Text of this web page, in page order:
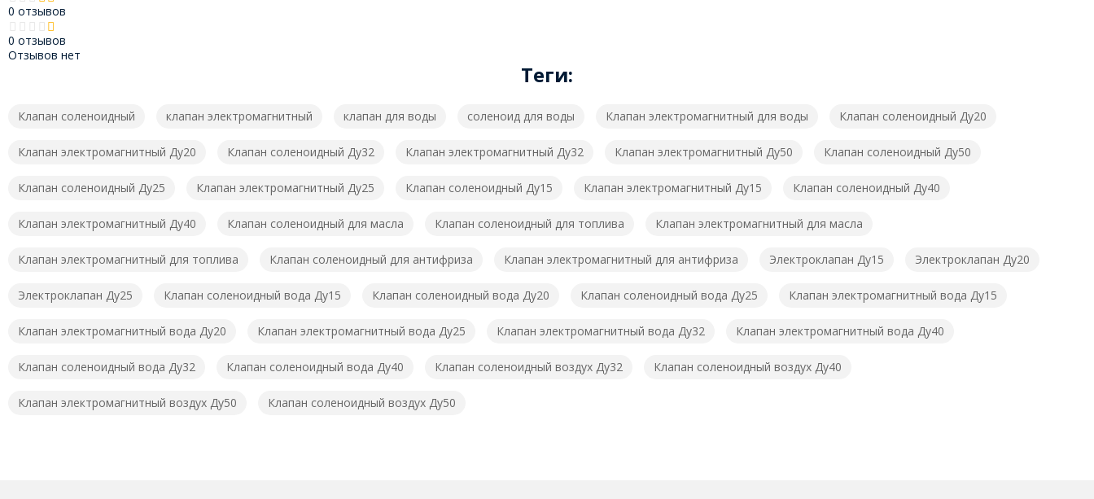
0 отзывов
0 отзывов
Отзывов нет
Теги:
Клапан соленоидный клапан электромагнитный клапан для воды соленоид для воды Клапан электромагнитный для воды Клапан соленоидный Ду20
Клапан электромагнитный Ду20 Клапан соленоидный Ду32 Клапан электромагнитный Ду32 Клапан электромагнитный Ду50 Клапан соленоидный Ду50
Клапан соленоидный Ду25 Клапан электромагнитный Ду25 Клапан соленоидный Ду15 Клапан электромагнитный Ду15 Клапан соленоидный Ду40
Клапан электромагнитный Ду40 Клапан соленоидный для масла Клапан соленоидный для топлива Клапан электромагнитный для масла
Клапан электромагнитный для топлива Клапан соленоидный для антифриза Клапан электромагнитный для антифриза Электроклапан Ду15 Электроклапан Ду20
Электроклапан Ду25 Клапан соленоидный вода Ду15 Клапан соленоидный вода Ду20 Клапан соленоидный вода Ду25 Клапан электромагнитный вода Ду15
Клапан электромагнитный вода Ду20 Клапан электромагнитный вода Ду25 Клапан электромагнитный вода Ду32 Клапан электромагнитный вода Ду40
Клапан соленоидный вода Ду32 Клапан соленоидный вода Ду40 Клапан соленоидный воздух Ду32 Клапан соленоидный воздух Ду40
Клапан электромагнитный воздух Ду50 Клапан соленоидный воздух Ду50